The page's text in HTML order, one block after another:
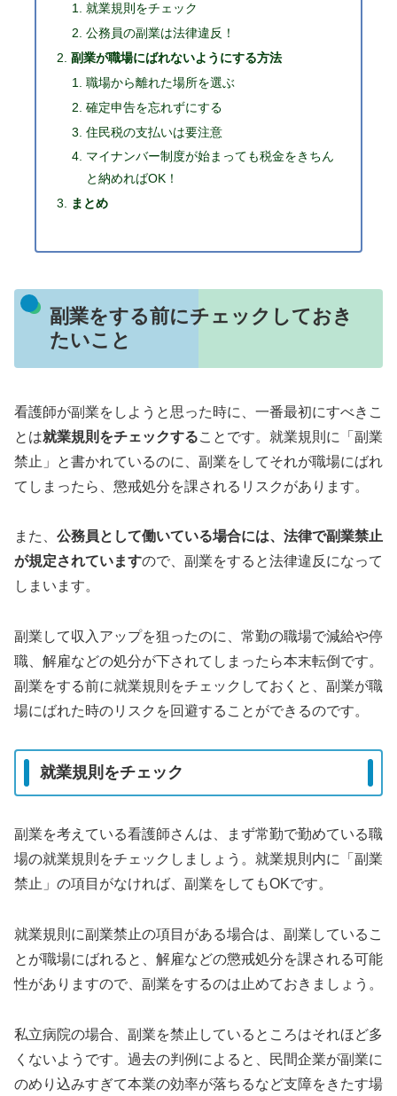
就業規則をチェック
公務員の副業は法律違反！
副業が職場にばれないようにする方法
職場から離れた場所を選ぶ
確定申告を忘れずにする
住民税の支払いは要注意
マイナンバー制度が始まっても税金をきちん
と納めればOK！
まとめ
副業をする前にチェックしておき
たいこと
看護師が副業をしようと思った時に、一番最初にすべきこ
とは就業規則をチェックすることです。就業規則に「副業
禁止」と書かれているのに、副業をしてそれが職場にばれ
てしまったら、懲戒処分を課されるリスクがあります。
また、 公務員として働いている場合には、法律で副業禁止
が規定されていますので、副業をすると法律違反になって
しまいます。
副業して収入アップを狙ったのに、常勤の職場で減給や停
職、解雇などの処分が下されてしまったら本末転倒です。
副業をする前に就業規則をチェックしておくと、副業が職
場にばれた時のリスクを回避することができるのです。
就業規則をチェック
副業を考えている看護師さんは、まず常勤で勤めている職
場の就業規則をチェックしましょう。就業規則内に「副業
禁止」の項目がなければ、副業をしてもOKです。
就業規則に副業禁止の項目がある場合は、副業しているこ
とが職場にばれると、解雇などの懲戒処分を課される可能
性がありますので、副業をするのは止めておきましょう。
私立病院の場合、副業を禁止しているところはそれほど多
くないようです。過去の判例によると、民間企業が副業に
のめり込みすぎて本業の効率が落ちるなど支障をきたす場